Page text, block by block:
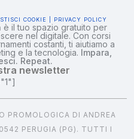
COOKIE | PRIVACY POLICY
è il tuo spazio gratuito per
nel digitale. Con corsi
costanti, ti aiutiamo a
e la tecnologia. Impara,
Repeat.
newsletter
PROMOLOGICA DI ANDREA
PERUGIA (PG). TUTTI I